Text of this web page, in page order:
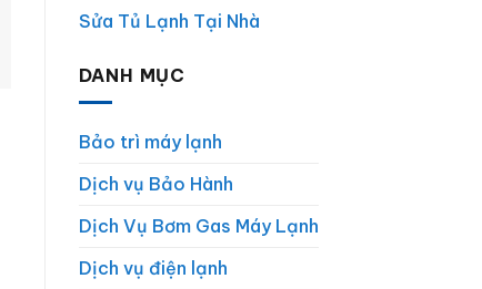
Sửa Tủ Lạnh Tại Nhà
DANH MỤC
Bảo trì máy lạnh
Dịch vụ Bảo Hành
Dịch Vụ Bơm Gas Máy Lạnh
Dịch vụ điện lạnh